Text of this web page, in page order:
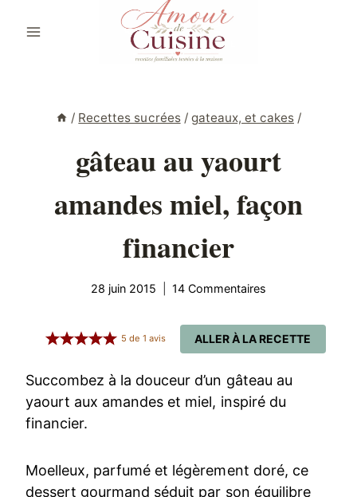
/ Recettes sucrées / gateaux, et cakes /
gâteau au yaourt
amandes miel, façon
financier
28 juin 2015 14 Commentaires
ALLER À LA RECETTE
5 de1 avis
Succombez à la douceur d’un gâteau au
yaourt aux amandes et miel, inspiré du
financier.
Moelleux, parfumé et légèrement doré, ce
dessert gourmand séduit par son équilibre